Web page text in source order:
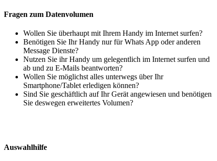
Fragen zum Datenvolumen
Wollen Sie überhaupt mit Ihrem Handy im Internet surfen?
Benötigen Sie Ihr Handy nur für Whats App oder anderen
Message Dienste?
Nutzen Sie ihr Handy um gelegentlich im Internet surfen und
ab und zu E-Mails beantworten?
Wollen Sie möglichst alles unterwegs über Ihr
Smartphone/Tablet erledigen können?
Sind Sie geschäftlich auf Ihr Gerät angewiesen und benötigen
Sie deswegen erweitertes Volumen?
Auswahlhilfe